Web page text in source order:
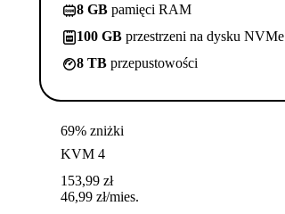
8 GB pamięci RAM
100 GB przestrzeni na dysku NVMe
8 TB przepustowości
69% zniżki
KVM 4
153,99 zł
46,99 zł/mies.